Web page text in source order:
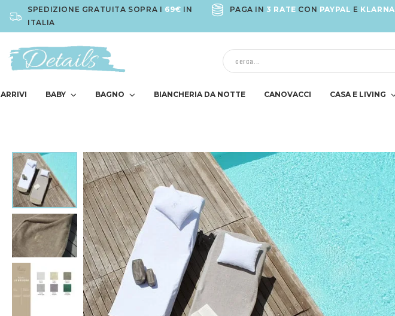
SPEDIZIONE GRATUITA SOPRA I 69€ IN
ITALIA
PAGA IN 3 RATE CON PAYPAL E KLARNA
BABY BAGNO BIANCHERIA DA NOTTE CANOVACCI CASA E LIVING